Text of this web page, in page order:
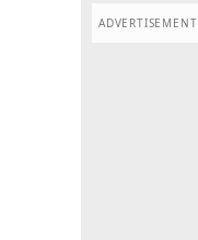
ADVERTISEMENT